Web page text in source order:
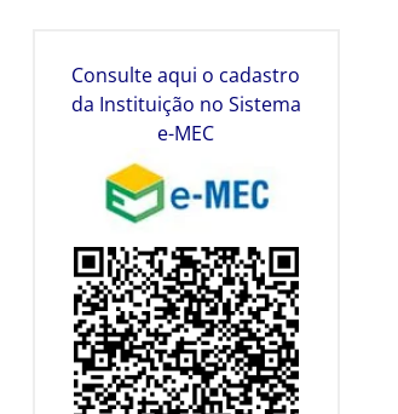
Consulte aqui o cadastro
da Instituição no Sistema
e-MEC